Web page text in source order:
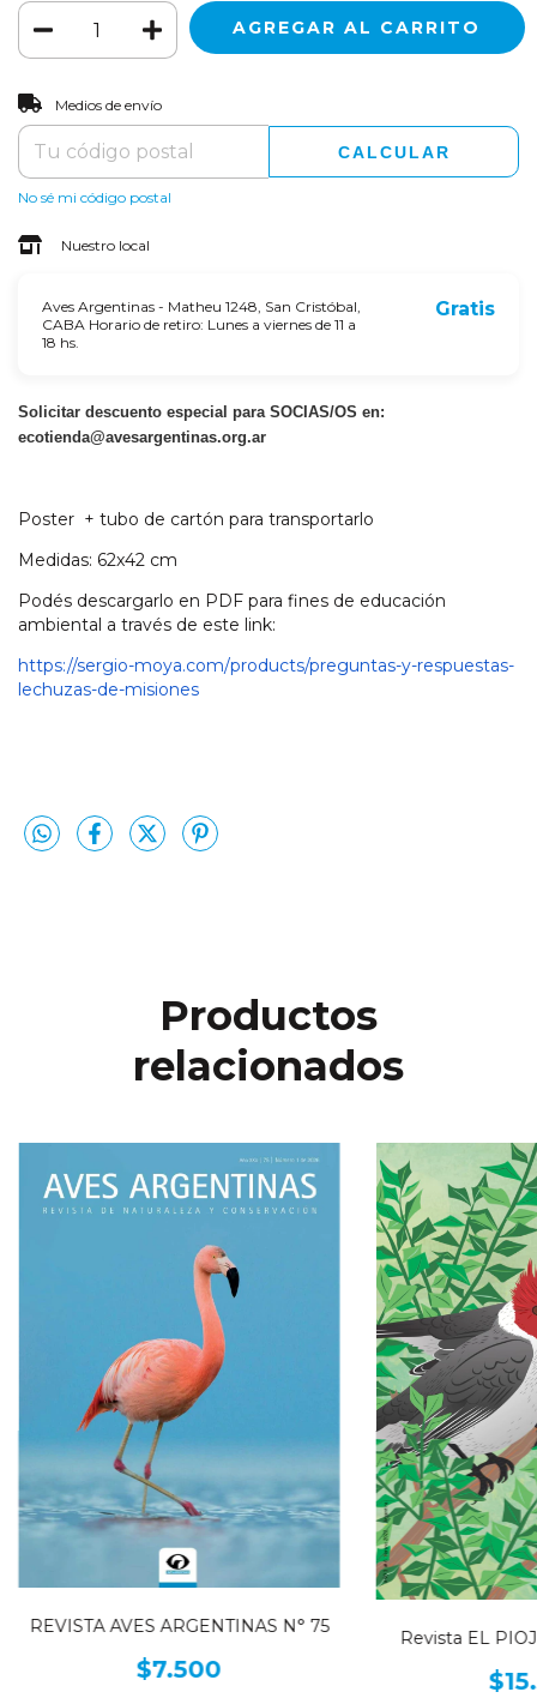
Entregas para el CP:
Medios de envío
CALCULAR
No sé mi código postal
Nuestro local
Aves Argentinas - Matheu 1248, San Cristóbal,
CABA Horario de retiro: Lunes a viernes de 11 a
18 hs.
Gratis
Solicitar descuento especial para SOCIAS/OS en:
ecotienda@avesargentinas.org.ar
Poster + tubo de cartón para transportarlo
Medidas: 62x42 cm
Podés descargarlo en PDF para fines de educación
ambiental a través de este link:
https://sergio-moya.com/products/preguntas-y-respuestas-
lechuzas-de-misiones
Productos
relacionados
REVISTA AVES ARGENTINAS N° 75
$7.500
Revista EL